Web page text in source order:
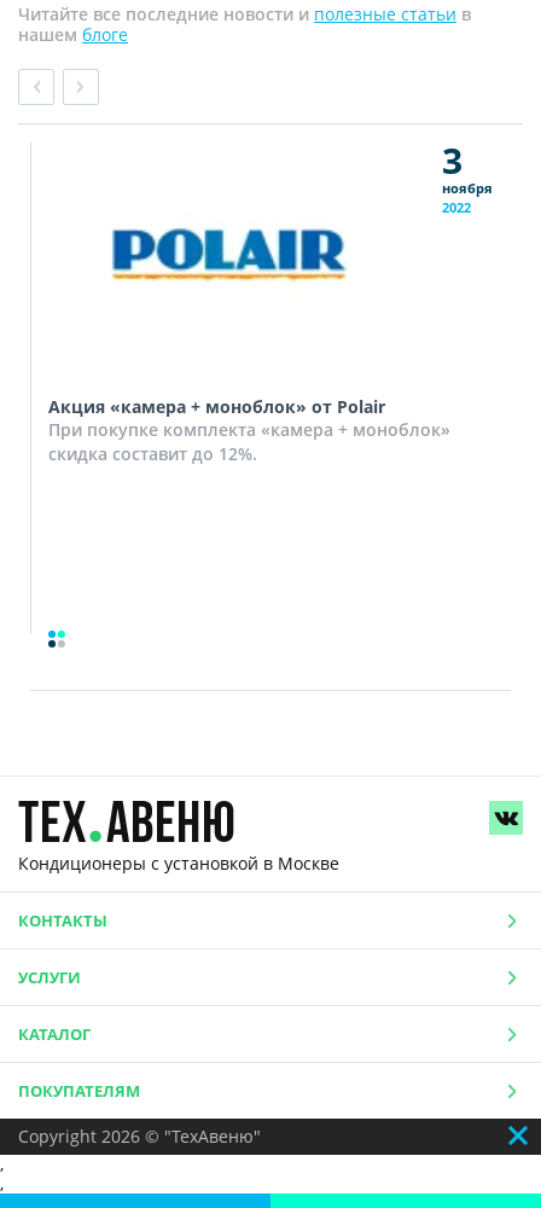
Читайте все последние новости и полезные статьи в
нашем блоге
3
ноября
2022
Акция «камера + моноблок» от Polair
При покупке комплекта «камера + моноблок»
скидка составит до 12%.
Кондиционеры с установкой в Москве
КОНТАКТЫ
УСЛУГИ
КАТАЛОГ
ПОКУПАТЕЛЯМ
Copyright 2026 © "ТехАвеню"
,
,